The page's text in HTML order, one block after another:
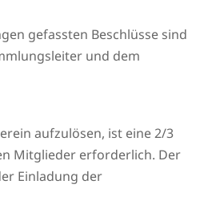
gefassten Beschlüsse sind
und dem
aufzulösen, ist eine 2/3
Mitglieder erforderlich. Der
Einladung der